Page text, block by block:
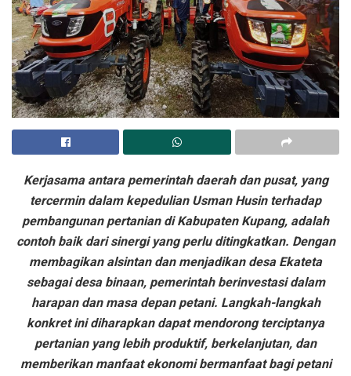
Kerjasama antara pemerintah daerah dan pusat, yang
tercermin dalam kepedulian Usman Husin terhadap
pembangunan pertanian di Kabupaten Kupang, adalah
contoh baik dari sinergi yang perlu ditingkatkan. Dengan
membagikan alsintan dan menjadikan desa Ekateta
sebagai desa binaan, pemerintah berinvestasi dalam
harapan dan masa depan petani. Langkah-langkah
konkret ini diharapkan dapat mendorong terciptanya
pertanian yang lebih produktif, berkelanjutan, dan
memberikan manfaat ekonomi bermanfaat bagi petani